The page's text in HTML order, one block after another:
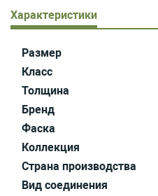
Характеристики
Размер
Класс
Толщина
Бренд
Фаска
Коллекция
Страна производства
Вид соединения